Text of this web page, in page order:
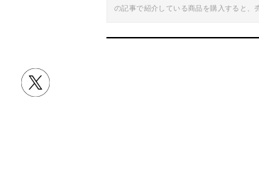
の記事で紹介している商品を購入すると、